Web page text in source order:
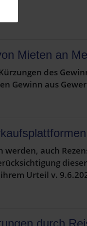
Mieten an
des
Gewinn aus
auch
Urteil v.
durch